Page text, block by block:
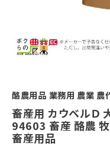
酪農用品 業務用 農業 農
畜産用 カウベルＤ
94603 畜産 酪農
畜産用品